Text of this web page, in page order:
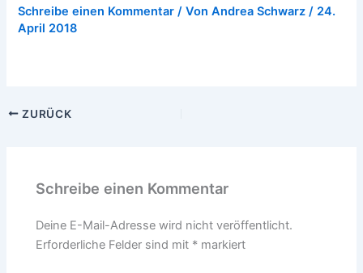
Schreibe einen Kommentar / VonAndrea Schwarz/ 24.
April 2018
ZURÜCK
Schreibe einen Kommentar
Deine E-Mail-Adresse wird nicht veröffentlicht.
Erforderliche Felder sind mit * markiert